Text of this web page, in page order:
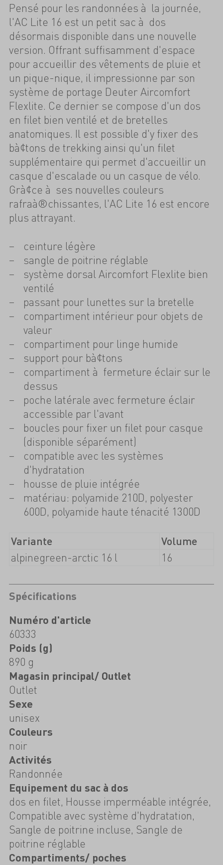
Pensé pour les randonnées à la journée,
l'AC Lite 16 est un petit sac à dos
désormais disponible dans une nouvelle
version. Offrant suffisamment d'espace
pour accueillir des vêtements de pluie et
un pique-nique, il impressionne par son
système de portage Deuter Aircomfort
Flexlite. Ce dernier se compose d'un dos
en filet bien ventilé et de bretelles
anatomiques. Il est possible d'y fixer des
bà¢tons de trekking ainsi qu'un filet
supplémentaire qui permet d'accueillir un
casque d'escalade ou un casque de vélo.
Grà¢ce à ses nouvelles couleurs
rafraà®chissantes, l'AC Lite 16 est encore
plus attrayant.
ceinture légère
sangle de poitrine réglable
système dorsal Aircomfort Flexlite bien
ventilé
passant pour lunettes sur la bretelle
compartiment intérieur pour objets de
valeur
compartiment pour linge humide
support pour bà¢tons
compartiment à fermeture éclair sur le
dessus
poche latérale avec fermeture éclair
accessible par l'avant
boucles pour fixer un filet pour casque
(disponible séparément)
compatible avec les systèmes
d'hydratation
housse de pluie intégrée
matériau: polyamide 210D, polyester
600D, polyamide haute ténacité 1300D
Variante
Volume
alpinegreen-arctic 16 l
16
Spécifications
Numéro d'article
60333
Poids (g)
890 g
Magasin principal/ Outlet
Outlet
Sexe
unisex
Couleurs
noir
Activités
Randonnée
Equipement du sac à dos
dos en filet, Housse imperméable intégrée,
Compatible avec système d'hydratation,
Sangle de poitrine incluse, Sangle de
poitrine réglable
Compartiments/ poches